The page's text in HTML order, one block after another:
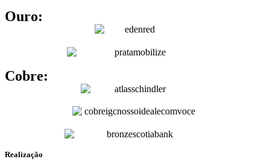
Ouro:
Cobre:
Realização